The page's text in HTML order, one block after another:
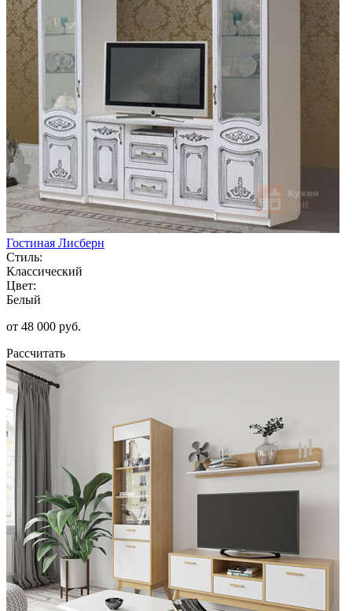
Гостиная Лисберн
Стиль:
Классический
Цвет:
Белый
от 48 000 руб.
Рассчитать